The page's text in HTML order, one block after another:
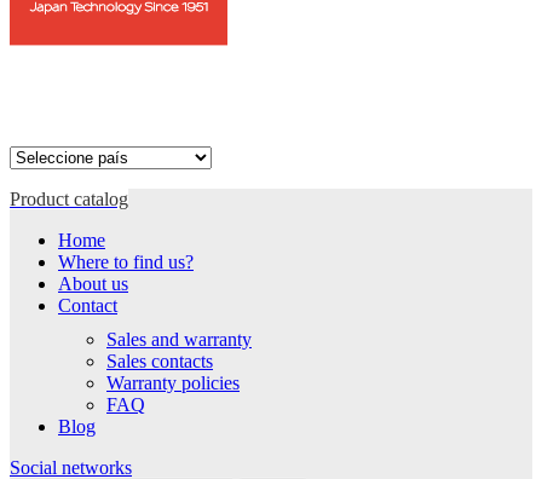
Product catalog
Home
Where to find us?
About us
Contact
Sales and warranty
Sales contacts
Warranty policies
FAQ
Blog
Social networks